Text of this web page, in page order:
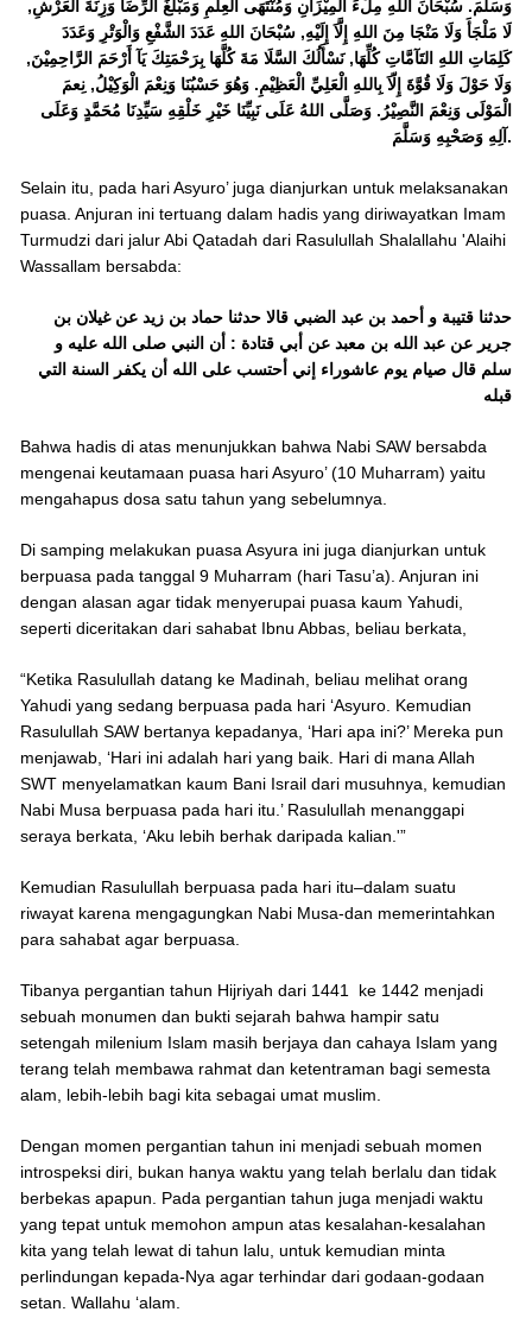
وَسَلَّمَ. سُبْحَانَ اللهِ مِلْءَ الْمِيْزَانِ وَمُنْتَهَى الْعِلْمِ وَمَبْلَغَ الرِّضَا وَزِنَةَ الْعَرْشِ,
لَا مَلْجَأَ وَلَا مَنْجَا مِنَ اللهِ إِلَّاَ إِلَيْهِ, سُبْحَانَ اللهِ عَدَدَ الشَّفْعِ وَالْوَتْرِ وَعَدَدَ
كَلِمَاتِ اللهِ التَآمَّاتِ كُلِّهَا, نَسْأَلُكَ السَّلَا مَةَ كُلَّهَا بِرَحْمَتِكَ يَآ أَرْحَمَ الرَّاحِمِيْنَ,
وَلَا حَوْلَ وَلَا قُوَّةَ إِلّاَ بِاللهِ الْعَلِيِّ الْعَظِيْمِ. وَهُوَ حَسْبُنَا وَنِعْمَ الْوَكِيْلُ, نِعمَ
الْمَوْلَى وَنِعْمَ النَّصِيْرُ. وَصَلَّى اللهُ عَلَى نَبِيِّنَا خَيْرِ خَلْقِهِ سَيِّدِنَا مُحَمَّدٍ وَعَلَى
آلِهِ وَصَحْبِهِ وَسَلَّمَ.
Selain itu, pada hari Asyuro’ juga dianjurkan untuk melaksanakan
puasa. Anjuran ini tertuang dalam hadis yang diriwayatkan Imam
Turmudzi dari jalur Abi Qatadah dari Rasulullah Shalallahu 'Alaihi
Wassallam bersabda:
حدثنا قتيبة و أحمد بن عبد الضبي قالا حدثنا حماد بن زيد عن غيلان بن
جرير عن عبد الله بن معبد عن أبي قتادة : أن النبي صلى الله عليه و
سلم قال صيام يوم عاشوراء إني أحتسب على الله أن يكفر السنة التي
قبله
Bahwa hadis di atas menunjukkan bahwa Nabi SAW bersabda
mengenai keutamaan puasa hari Asyuro’ (10 Muharram) yaitu
mengahapus dosa satu tahun yang sebelumnya.
Di samping melakukan puasa Asyura ini juga dianjurkan untuk
berpuasa pada tanggal 9 Muharram (hari Tasu’a). Anjuran ini
dengan alasan agar tidak menyerupai puasa kaum Yahudi,
seperti diceritakan dari sahabat Ibnu Abbas, beliau berkata,
“Ketika Rasulullah datang ke Madinah, beliau melihat orang
Yahudi yang sedang berpuasa pada hari ‘Asyuro. Kemudian
Rasulullah SAW bertanya kepadanya, ‘Hari apa ini?’ Mereka pun
menjawab, ‘Hari ini adalah hari yang baik. Hari di mana Allah
SWT menyelamatkan kaum Bani Israil dari musuhnya, kemudian
Nabi Musa berpuasa pada hari itu.’ Rasulullah menanggapi
seraya berkata, ‘Aku lebih berhak daripada kalian.'”
Kemudian Rasulullah berpuasa pada hari itu–dalam suatu
riwayat karena mengagungkan Nabi Musa-dan memerintahkan
para sahabat agar berpuasa.
Tibanya pergantian tahun Hijriyah dari 1441 ke 1442 menjadi
sebuah monumen dan bukti sejarah bahwa hampir satu
setengah milenium Islam masih berjaya dan cahaya Islam yang
terang telah membawa rahmat dan ketentraman bagi semesta
alam, lebih-lebih bagi kita sebagai umat muslim.
Dengan momen pergantian tahun ini menjadi sebuah momen
introspeksi diri, bukan hanya waktu yang telah berlalu dan tidak
berbekas apapun. Pada pergantian tahun juga menjadi waktu
yang tepat untuk memohon ampun atas kesalahan-kesalahan
kita yang telah lewat di tahun lalu, untuk kemudian minta
perlindungan kepada-Nya agar terhindar dari godaan-godaan
setan. Wallahu ‘alam.